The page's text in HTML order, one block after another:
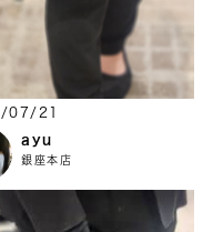
07/21
ayu
銀座本店